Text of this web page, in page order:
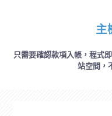
主
只需要確認款項入帳，程式
站空間，